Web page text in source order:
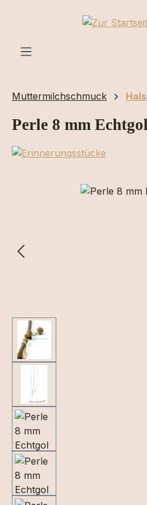
Zum Hauptinhalt springen
Muttermilchschmuck
Perle 8 mm
Bildergalerie überspringen